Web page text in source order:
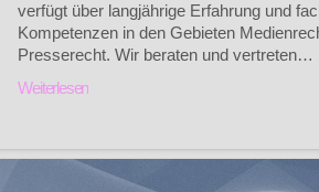
verfügt über langjährige Erfahrung und
Kompetenzen in den Gebieten
Presserecht. Wir beraten und vertreten…
Weiterlesen